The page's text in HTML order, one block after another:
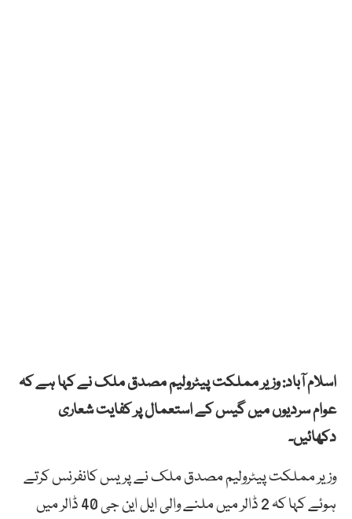
اسلام آباد: وزیر مملکت پیٹرولیم مصدق ملک نے کہا ہے کہ
عوام سردیوں میں گیس کے استعمال پر کفایت شعاری
دکھائیں۔
وزیر مملکت پیٹرولیم مصدق ملک نے پریس کانفرنس کرتے
ہوئے کہا کہ 2 ڈالر میں ملنے والی ایل این جی 40 ڈالر میں